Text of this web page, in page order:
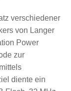
verschiedener
von Langer
Power
zur
diente ein